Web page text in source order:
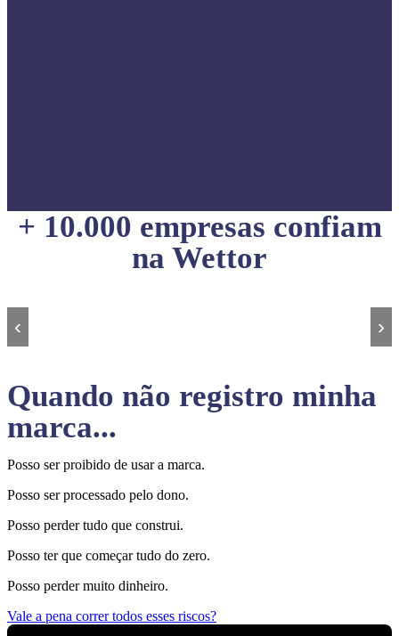
+ 10.000 empresas confiam
na Wettor
‹ ›
Quando não registro minha
marca...
Posso ser proibido de usar a marca.
Posso ser processado pelo dono.
Posso perder tudo que construi.
Posso ter que começar tudo do zero.
Posso perder muito dinheiro.
Vale a pena correr todos esses riscos?